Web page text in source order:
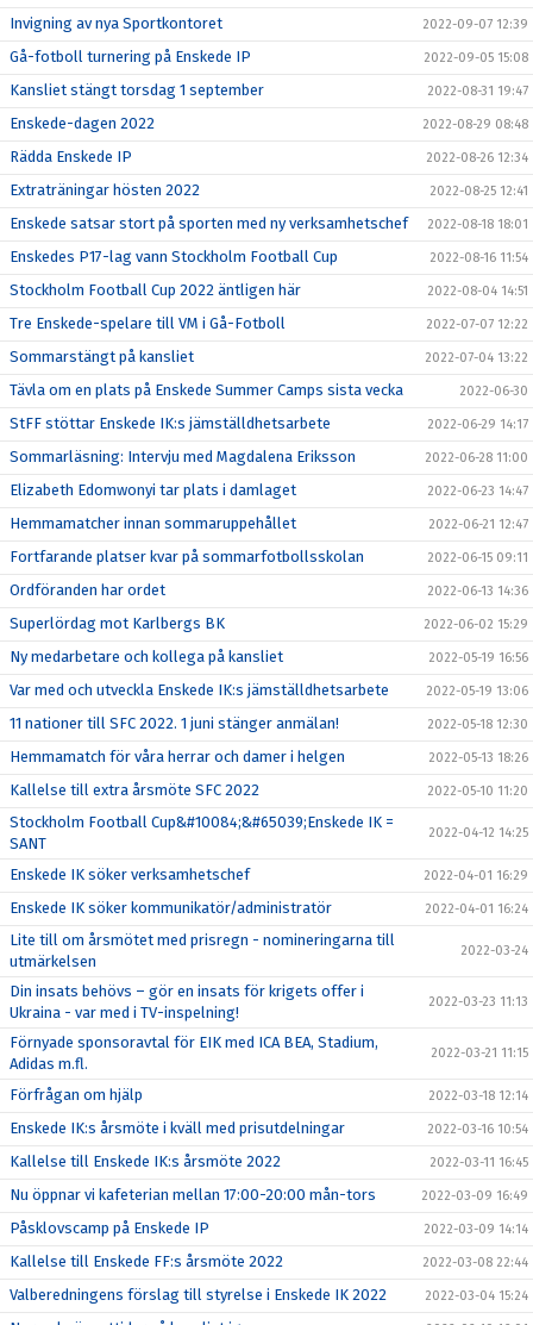
Invigning av nya Sportkontoret 2022-09-07 12:39
Gå-fotboll turnering på Enskede IP 2022-09-05 15:08
Kansliet stängt torsdag 1 september 2022-08-31 19:47
Enskede-dagen 2022 2022-08-29 08:48
Rädda Enskede IP 2022-08-26 12:34
Extraträningar hösten 2022 2022-08-25 12:41
Enskede satsar stort på sporten med ny verksamhetschef 2022-08-18 18:01
Enskedes P17-lag vann Stockholm Football Cup 2022-08-16 11:54
Stockholm Football Cup 2022 äntligen här 2022-08-04 14:51
Tre Enskede-spelare till VM i Gå-Fotboll 2022-07-07 12:22
Sommarstängt på kansliet 2022-07-04 13:22
Tävla om en plats på Enskede Summer Camps sista vecka 2022-06-30
StFF stöttar Enskede IK:s jämställdhetsarbete 2022-06-29 14:17
Sommarläsning: Intervju med Magdalena Eriksson 2022-06-28 11:00
Elizabeth Edomwonyi tar plats i damlaget 2022-06-23 14:47
Hemmamatcher innan sommaruppehållet 2022-06-21 12:47
Fortfarande platser kvar på sommarfotbollsskolan 2022-06-15 09:11
Ordföranden har ordet 2022-06-13 14:36
Superlördag mot Karlbergs BK 2022-06-02 15:29
Ny medarbetare och kollega på kansliet 2022-05-19 16:56
Var med och utveckla Enskede IK:s jämställdhetsarbete 2022-05-19 13:06
11 nationer till SFC 2022. 1 juni stänger anmälan! 2022-05-18 12:30
Hemmamatch för våra herrar och damer i helgen 2022-05-13 18:26
Kallelse till extra årsmöte SFC 2022 2022-05-10 11:20
Stockholm Football Cup&#10084;&#65039;Enskede IK =
SANT
2022-04-12 14:25
Enskede IK söker verksamhetschef 2022-04-01 16:29
Enskede IK söker kommunikatör/administratör 2022-04-01 16:24
Lite till om årsmötet med prisregn - nomineringarna till
utmärkelsen
2022-03-24
Din insats behövs – gör en insats för krigets offer i
Ukraina - var med i TV-inspelning!
2022-03-23 11:13
Förnyade sponsoravtal för EIK med ICA BEA, Stadium,
Adidas m.fl.
2022-03-21 11:15
Förfrågan om hjälp 2022-03-18 12:14
Enskede IK:s årsmöte i kväll med prisutdelningar 2022-03-16 10:54
Kallelse till Enskede IK:s årsmöte 2022 2022-03-11 16:45
Nu öppnar vi kafeterian mellan 17:00-20:00 mån-tors 2022-03-09 16:49
Påsklovscamp på Enskede IP 2022-03-09 14:14
Kallelse till Enskede FF:s årsmöte 2022 2022-03-08 22:44
Valberedningens förslag till styrelse i Enskede IK 2022 2022-03-04 15:24